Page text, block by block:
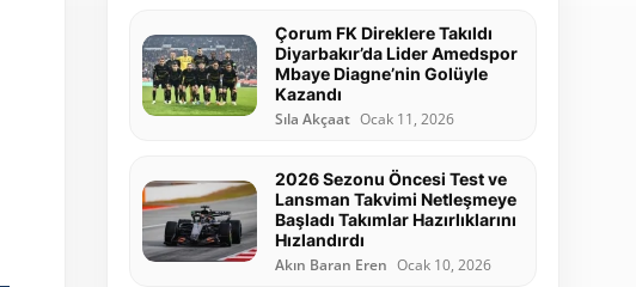
Çorum FK Direklere Takıldı
Diyarbakır’da Lider Amedspor
Mbaye Diagne’nin Golüyle
Kazandı
Sıla Akçaat Ocak 11, 2026
2026 Sezonu Öncesi Test ve
Lansman Takvimi Netleşmeye
Başladı Takımlar Hazırlıklarını
Hızlandırdı
Akın Baran Eren Ocak 10, 2026